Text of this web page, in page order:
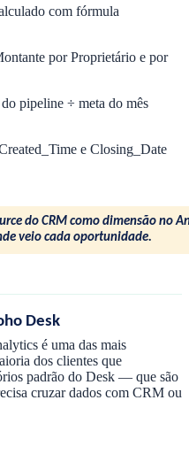
com fórmula
por Proprietário e por
pipeline ÷ meta do mês
e Closing_Date
do CRM como dimensão no
veio cada oportunidade.
Desk
é uma das mais
dos clientes que
padrão do Desk — que são
cruzar dados com CRM ou